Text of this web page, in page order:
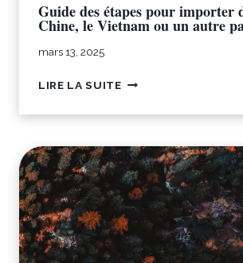
P
O
P
R
T
E
R
D
E
P
Guide des étapes pour importer
Chine, le Vietnam ou un autre
mars 13, 2025
LIRE LA SUITEG
I
E
D
E
S
É
T